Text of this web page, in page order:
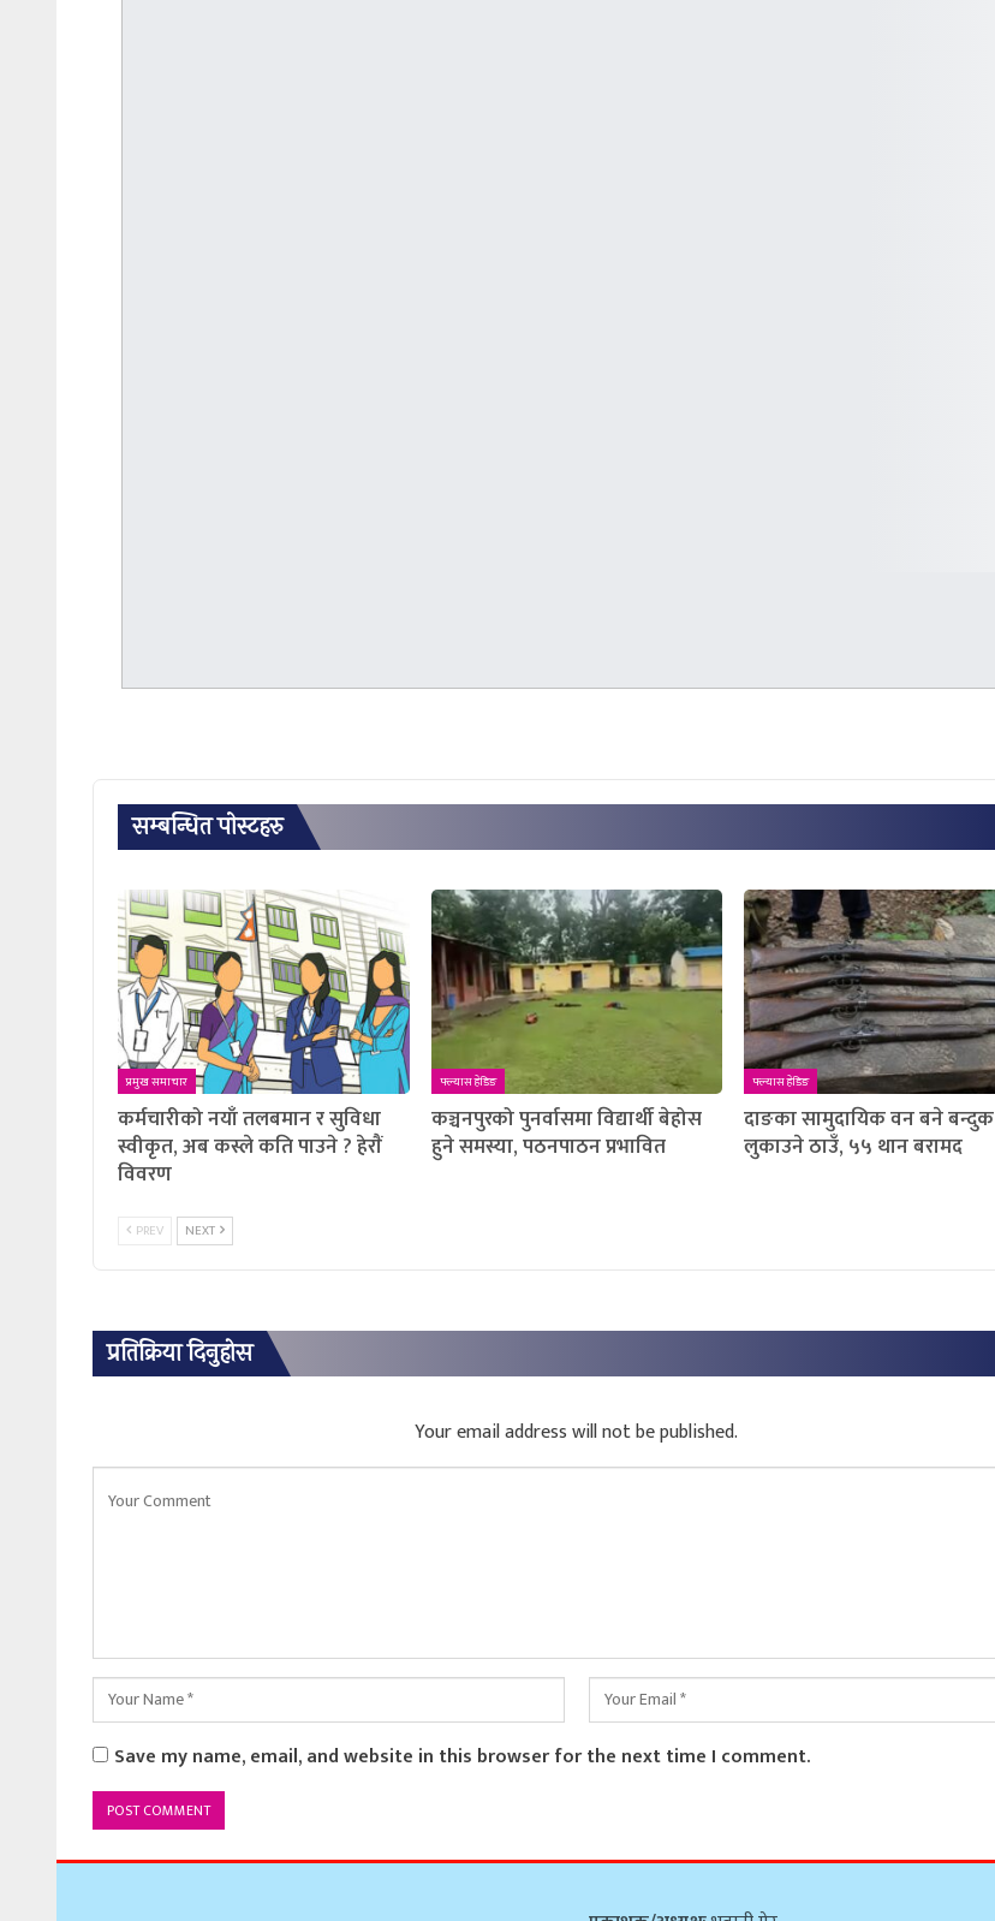
सम्बन्धित पाेस्टहरु
प्रमुख समाचार
कर्मचारीको नयाँ तलबमान र सुविधा
स्वीकृत, अब कस्ले कति पाउने ? हेराैं
विवरण
फ्ल्यास हेडिङ
कञ्चनपुरको पुनर्वासमा विद्यार्थी बेहोस
हुने समस्या, पठनपाठन प्रभावित
फ्ल्यास हेडिङ
दाङका सामुदायिक वन बने बन्दुक
लुकाउने ठाउँ, ५५ थान बरामद
PREV NEXT
प्रतिक्रिया दिनुहोस
Your email address will not be published.
Save my name, email, and website in this browser for the next time I comment.